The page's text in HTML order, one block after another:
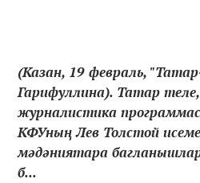
(Казан, 19 февраль,
Гарифуллина). Татар
журналистика
КФУның Лев Толстой
мәдәниятара
б...